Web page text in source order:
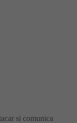
si comunica